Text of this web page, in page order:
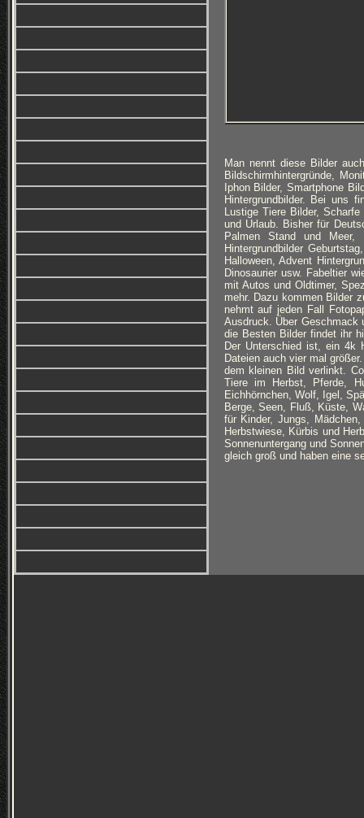
Man nennt diese Bilder
Bildschirmhintergründe,
Iphon Bilder, Smartphone
Hintergrundbilder. Bei uns
Lustige Tiere Bilder,
und Urlaub. Bisher für
Palmen Stand und Meer,
Hintergrundbilder
Halloween, Advent
Dinosaurier usw. Fabeltier
mit Autos und Oldtimer,
mehr. Dazu kommen Bilder
nehmt auf jeden Fall
Ausdruck. Über Geschmack
die Besten Bilder findet ihr
Der Unterschied ist, ein 4k
Dateien auch vier mal
dem kleinen Bild verlinkt.
Tiere im Herbst, Pferde,
Eichhörnchen, Wolf, Igel,
Berge, Seen, Fluß, Küste,
für Kinder, Jungs,
Herbstwiese, Kürbis und
Sonnenuntergang und
gleich groß und haben eine